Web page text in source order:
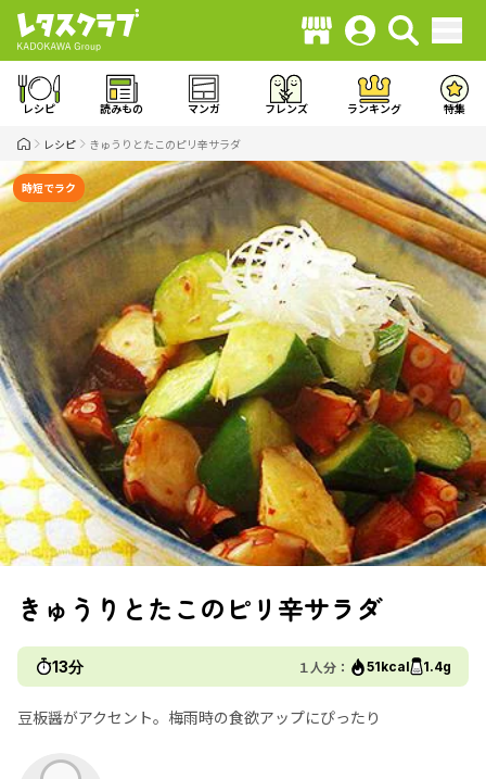
レシピ 読みもの マンガ フレンズ ランキング 特集
レシピ きゅうりとたこのピリ辛サラダ
時短でラク
きゅうりとたこのピリ辛サラダ
13分 １人分： 51kcal 1.4g
豆板醤がアクセント。梅雨時の食欲アップにぴったり